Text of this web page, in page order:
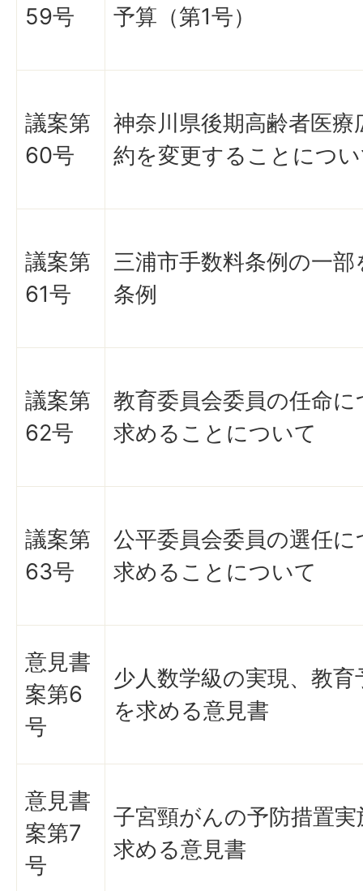
59号 予算（第1号）
議案第
60号
神奈川県後期高齢者医療
約を変更することにつ
議案第
61号
三浦市手数料条例の一
条例
議案第
62号
教育委員会委員の任命
求めることについて
議案第
63号
公平委員会委員の選任
求めることについて
意見書
案第6
号
少人数学級の実現、教育
を求める意見書
意見書
案第7
号
子宮頸がんの予防措置
求める意見書